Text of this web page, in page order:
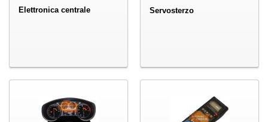
Elettronica centrale Servosterzo